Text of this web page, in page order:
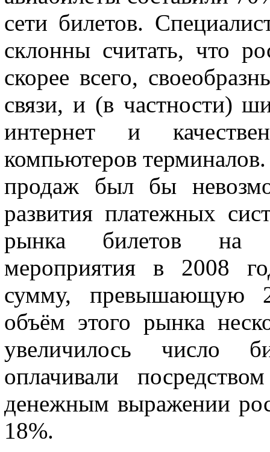
сети билетов.
склонны считать, что
скорее всего,
связи, и (в частности)
интернет и
компьютеров
продаж был бы
развития платежных
рынка билетов на
мероприятия в 2008
сумму, превышающую
объём этого рынка
увеличилось число
оплачивали
денежным выражении
18%.